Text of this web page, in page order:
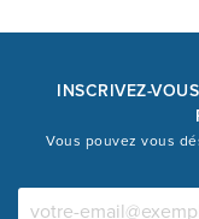
INSCRIVEZ-
Vous pouvez vous